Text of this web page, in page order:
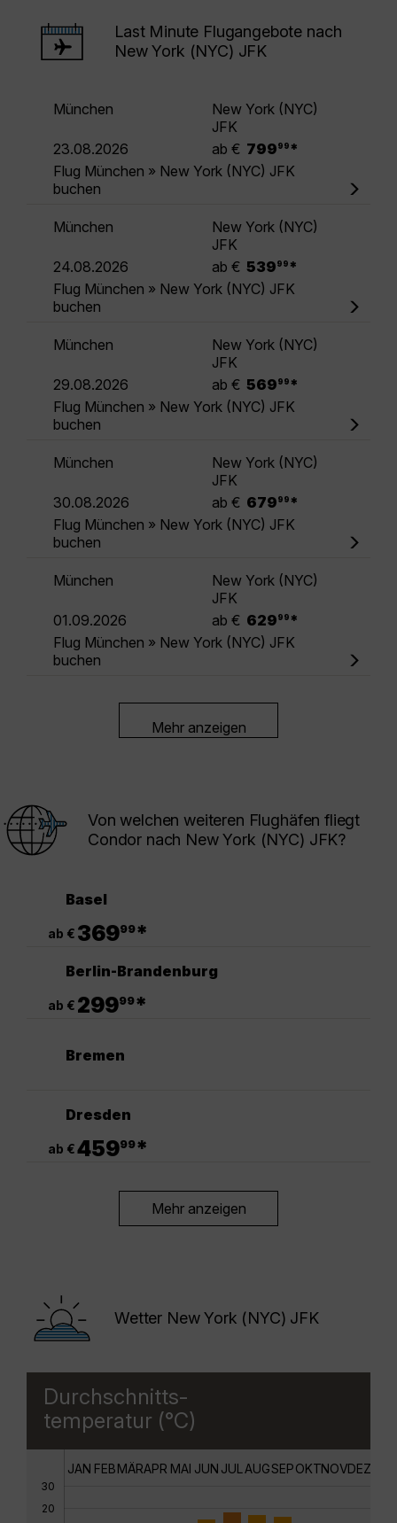
Last Minute Flugangebote nach
New York (NYC) JFK
München
New York (NYC)
JFK
23.08.2026
ab € 799 99 *
Flug München » New York (NYC) JFK
buchen
München
New York (NYC)
JFK
24.08.2026
ab € 539 99 *
Flug München » New York (NYC) JFK
buchen
München
New York (NYC)
JFK
29.08.2026
ab € 569 99 *
Flug München » New York (NYC) JFK
buchen
München
New York (NYC)
JFK
30.08.2026
ab € 679 99 *
Flug München » New York (NYC) JFK
buchen
München
New York (NYC)
JFK
01.09.2026
ab € 629 99 *
Flug München » New York (NYC) JFK
buchen
Mehr anzeigen
Von welchen weiteren Flughäfen fliegt
Condor nach New York (NYC) JFK?
Basel
ab € 36999*
Berlin-Brandenburg
ab € 29999*
Bremen
Dresden
ab €45999*
Mehr anzeigen
Wetter New York (NYC) JFK
Durchschnitts-
temperatur (°C)
30
20
JAN FEBMÄRAPR MAI JUN JUL AUGSEPOKTNOVDEZ